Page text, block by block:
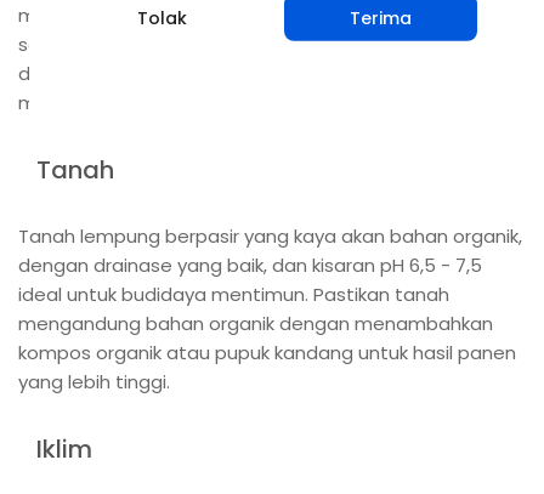
mentimun dimakan mentah atau disajikan sebagai
salad atau dimasak sebagai sayuran. Biji mentimun
digunakan untuk ekstraksi minyak yang memiliki
manfaat kesehatan.
Tanah
Tanah lempung berpasir yang kaya akan bahan organik,
dengan drainase yang baik, dan kisaran pH 6,5 - 7,5
ideal untuk budidaya mentimun. Pastikan tanah
mengandung bahan organik dengan menambahkan
kompos organik atau pupuk kandang untuk hasil panen
yang lebih tinggi.
Iklim
Tolak Terima